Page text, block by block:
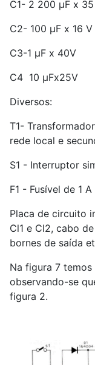
C1- 2 200 µF x
C2- 100 µF x 16 V
C3-1 µF x 40V
C4  10 µFx25V
Diversos:
T1-
rede local e
S1 - Interruptor
F1 - Fusível de 1 A
Placa de circuito
Cl1 e Cl2, cabo
bornes de saída
Na figura 7
observando-se
figura 2.